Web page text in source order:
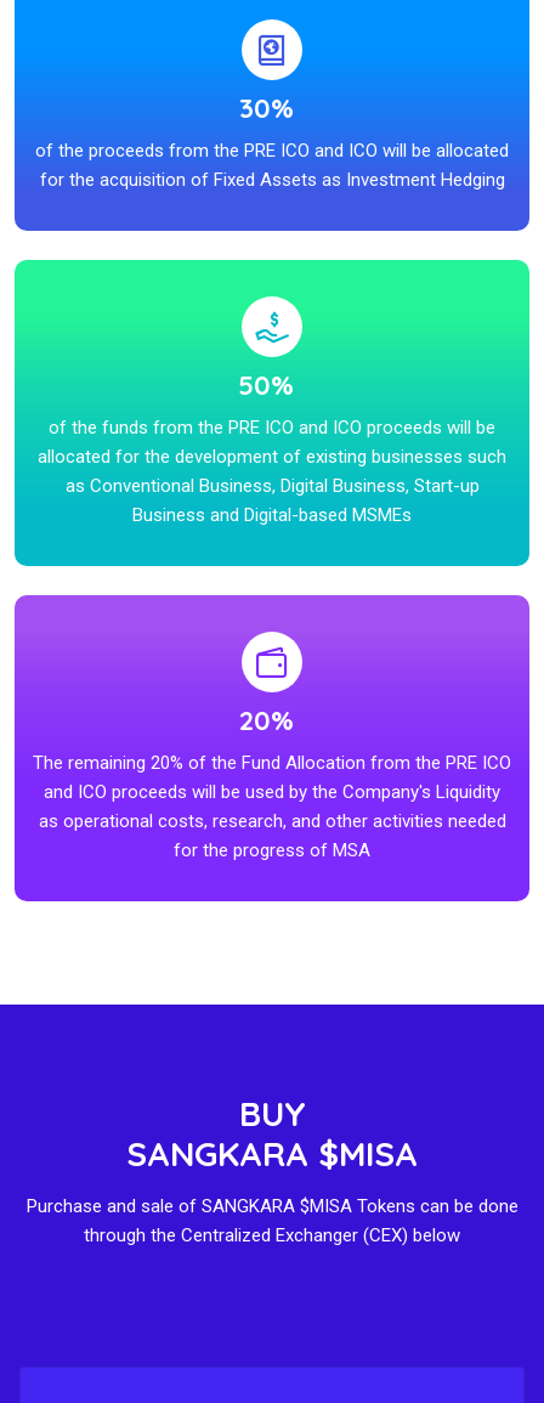
30%
of the proceeds from the PRE ICO and ICO will be allocated
for the acquisition of Fixed Assets as Investment Hedging
50%
of the funds from the PRE ICO and ICO proceeds will be
allocated for the development of existing businesses such
as Conventional Business, Digital Business, Start-up
Business and Digital-based MSMEs
20%
The remaining 20% of the Fund Allocation from the PRE ICO
and ICO proceeds will be used by the Company's Liquidity
as operational costs, research, and other activities needed
for the progress of MSA
BUY
SANGKARA $MISA
Purchase and sale of SANGKARA $MISA Tokens can be done
through the Centralized Exchanger (CEX) below